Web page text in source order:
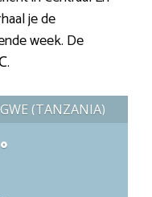
je de
week. De
(TANZANIA)
°